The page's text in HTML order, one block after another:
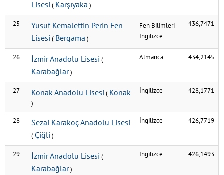
Lisesi ( Karşıyaka )
25
Yusuf Kemalettin Perin Fen
Lisesi ( Bergama )
Fen Bilimleri-
İngilizce
436,7471
26 İzmir Anadolu Lisesi (
Karabağlar)
Almanca 434,2145
27 Konak Anadolu Lisesi ( Konak
)
İngilizce 428,1771
28 Sezai Karakoç Anadolu Lisesi
( Çiğli )
İngilizce 426,7719
29 İzmir Anadolu Lisesi (
Karabağlar)
İngilizce 426,1493